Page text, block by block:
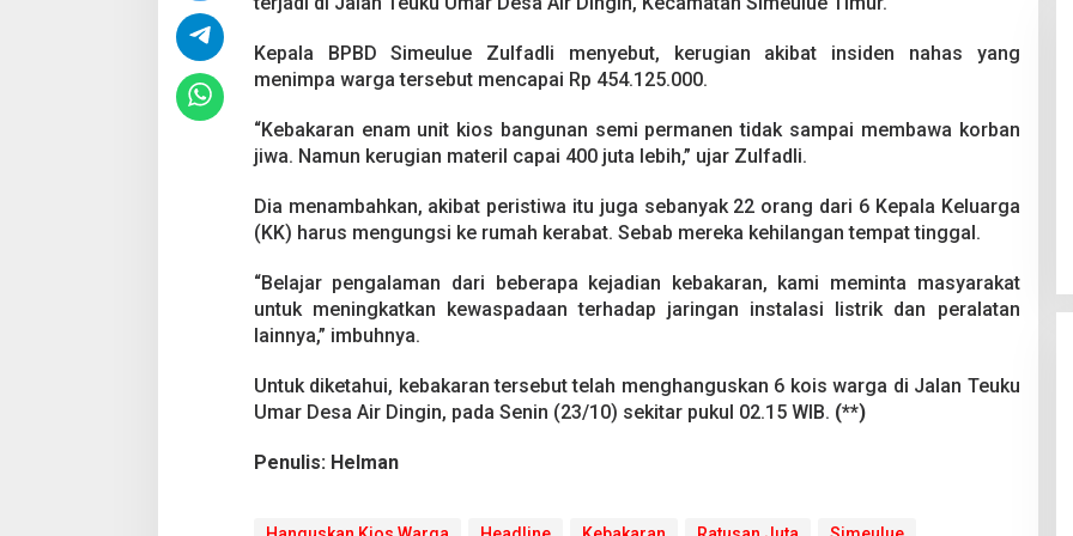
e
u
l
e
T
a
n
e
r
g
a
n
a
t
Kepala BPBD Simeulue Zulfadli menyebut, kerugian akibat insiden nahas yang
menimpa warga tersebut mencapai Rp 454.125.000.
“Kebakaran enam unit kios bangunan semi permanen tidak sampai membawa korban
jiwa. Namun kerugian materil capai 400 juta lebih,” ujar Zulfadli.
Dia menambahkan, akibat peristiwa itu juga sebanyak 22 orang dari 6 Kepala Keluarga
(KK) harus mengungsi ke rumah kerabat. Sebab mereka kehilangan tempat tinggal.
“Belajar pengalaman dari beberapa kejadian kebakaran, kami meminta masyarakat
untuk meningkatkan kewaspadaan terhadap jaringan instalasi listrik dan peralatan
lainnya,” imbuhnya.
Untuk diketahui, kebakaran tersebut telah menghanguskan 6 kois warga di Jalan Teuku
Umar Desa Air Dingin, pada Senin (23/10) sekitar pukul 02.15 WIB. (**)
Penulis: Helman
Mencekam, Mahasiswa Ditikam
Badik Usai Cekcok saat Pesta
Miras
Di Kriminal | 29 Juni 2026